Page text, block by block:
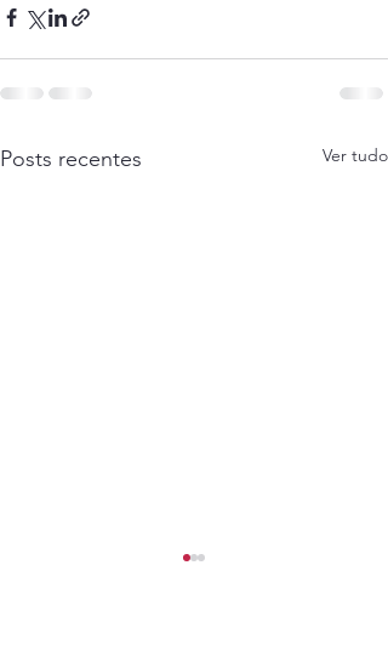
Posts recentes Ver tudo